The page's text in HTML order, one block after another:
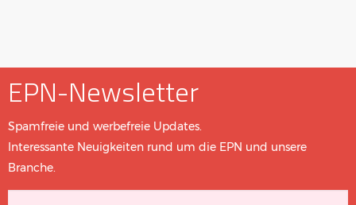
EPN-Newsletter
Spamfreie und werbefreie Updates.
Interessante Neuigkeiten rund um die EPN und unsere
Branche.